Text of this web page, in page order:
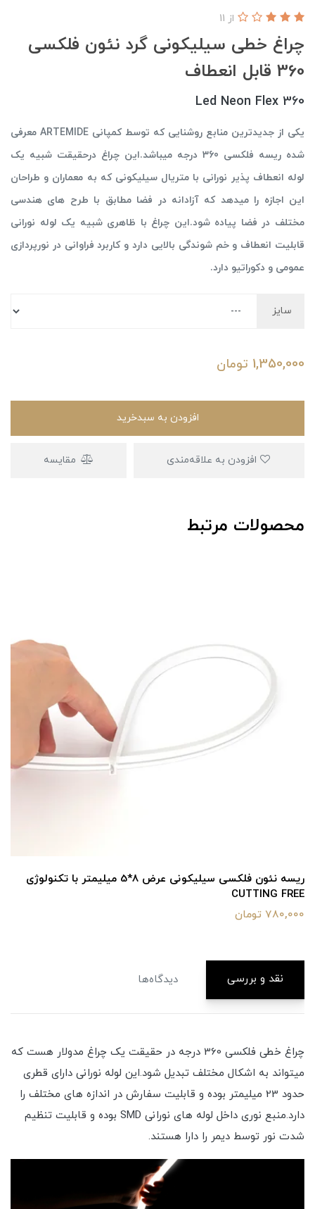
چراغ خطی سیلیکونی گرد نئون فلکسی
360 قابل انعطاف
از 11
Led Neon Flex 360
یکی از جدیدترین منابع روشنایی که توسط کمپانی ARTEMIDE معرفی
شده ریسه فلکسی 360 درجه میباشد.این چراغ درحقیقت شبیه یک
لوله انعطاف پذیر نورانی با متریال سیلیکونی که به معماران و طراحان
این اجازه را میدهد که آزادانه در فضا مطابق با طرح های هندسی
مختلف در فضا پیاده شود.این چراغ با ظاهری شبیه یک لوله نورانی
قابلیت انعطاف و خم شوندگی بالایی دارد و کاربرد فراوانی در نورپردازی
عمومی و دکوراتیو دارد.
سایز
1,350,000 تومان
افزودن به سبدخرید
مقایسه
محصولات مرتبط
ریسه نئون فلکسی سیلیکونی عرض 8*5 میلیمتر با تکنولوژی
CUTTING FREE
780,000 تومان
نقد و بررسی دیدگاه‌ها
چراغ خطی فلکسی 360 درجه در حقیقت یک چراغ مدولار هست که
میتواند به اشکال مختلف تبدیل شود.این لوله نورانی دارای قطری
حدود 23 میلیمتر بوده و قابلیت سفارش در اندازه های مختلف را
دارد.منبع نوری داخل لوله های نورانی SMD بوده و قابلیت تنظیم
شدت نور توسط دیمر را دارا هستند.